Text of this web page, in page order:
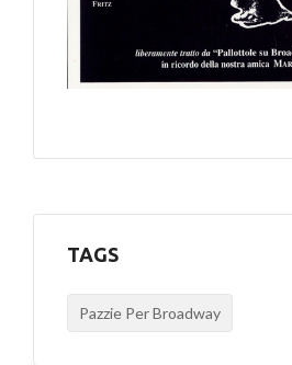
TAGS
Pazzie Per Broadway